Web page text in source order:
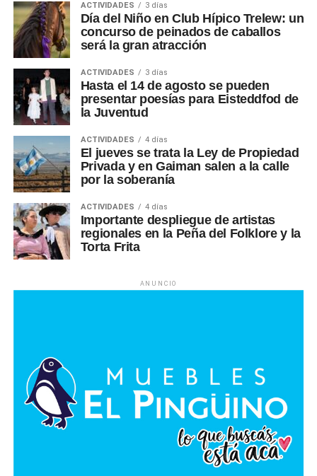
ACTIVIDADES 3 días
Día del Niño en Club Hípico Trelew: un
concurso de peinados de caballos
será la gran atracción
ACTIVIDADES 3 días
Hasta el 14 de agosto se pueden
presentar poesías para Eisteddfod de
la Juventud
ACTIVIDADES 4 días
El jueves se trata la Ley de Propiedad
Privada y en Gaiman salen a la calle
por la soberanía
ACTIVIDADES 4 días
Importante despliegue de artistas
regionales en la Peña del Folklore y la
Torta Frita
ANUNCIO